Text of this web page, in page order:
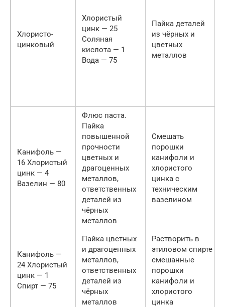
Хлористо-
цинковый
Хлористый
цинк — 25
Соляная
кислота — 1
Вода — 75
Пайка деталей
из чёрных и
цветных
металлов
Канифоль —
16 Хлористый
цинк — 4
Вазелин — 80
Флюс паста.
Пайка
повышенной
прочности
цветных и
драгоценных
металлов,
ответственных
деталей из
чёрных
металлов
Смешать
порошки
канифоли и
хлористого
цинка с
техническим
вазелином
Канифоль —
24 Хлористый
цинк — 1
Спирт — 75
Пайка цветных
и драгоценных
металлов,
ответственных
деталей из
чёрных
металлов
Растворить в
этиловом спирте
смешанные
порошки
канифоли и
хлористого
цинка